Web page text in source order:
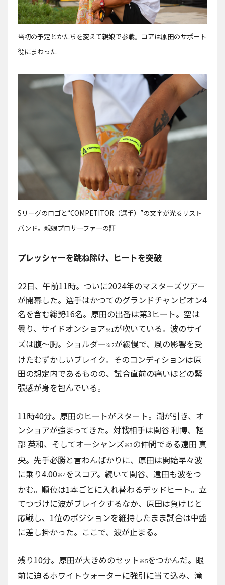
当初の予定とかたちを変えて親娘で参戦。コアは原田のサポート
役にまわった
Sリーグのロゴと“COMPETITOR（選手）”の文字が光るリスト
バンド。親娘プロサーファーの証
プレッシャーを跳ね除け、ヒートを突破
22日、午前11時。ついに2024年のマスターズツアー
が開幕した。選手はかつてのグランドチャンピオン4
名を含む総勢16名。原田の出番は第3ヒート。空は
曇り、サイドオンショア※1が吹いている。波のサイ
ズは腹〜胸。ショルダー ※2が緩慢で、風の影響を受
けたむずかしいブレイク。そのコンディションは原
田の想定内であるものの、試合直前の痛いほどの緊
張感が身を包んでいる。
11時40分。原田のヒートがスタート。潮が引き、オ
ンショアが強まってきた。対戦相手は関谷 利博、軽
部 英和、そしてオーシャンズ※3の仲間である遠田 真
央。先手必勝と言わんばかりに、原田は開始早々波
に乗り4.00※4をスコア。続いて関谷、遠田も波をつ
かむ。順位は1本ごとに入れ替わるデッドヒート。立
てつづけに波がブレイクするなか、原田は負けじと
応戦し、1位のポジションを維持したまま試合は中盤
に差し掛かった。ここで、波が止まる。
残り10分。原田が大きめのセット ※5をつかんだ。眼
前に迫るホワイトウォーターに強引に当て込み、滝